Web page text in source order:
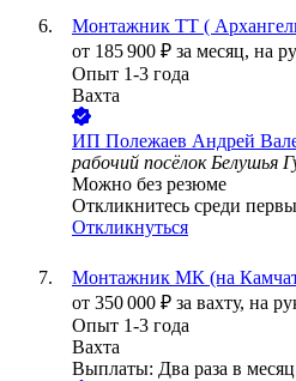
Монтажник ТТ (
от 185 900 ₽ за месяц, на
Опыт 1-3 года
Вахта
ИП Полежаев Андрей
рабочий посёлок Белушья
Можно без резюме
Откликнитесь среди
Откликнуться
Монтажник МК (на
от 350 000 ₽ за вахту, на
Опыт 1-3 года
Вахта
Выплаты: Два раза в месяц